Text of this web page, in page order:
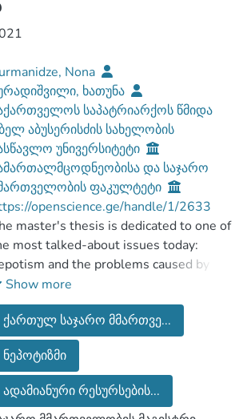
Nona
ხათუნა
საპატრიარქოს წმიდა
აბუსერისძის სახელობის
უნივერსიტეტი
და საჯარო
ფაკულტეტი
openscience.ge/handle/1/2633
master's thesis is dedicated to one of
most talked-about issues today:
and the problems caused by it in
current Georgian public structures.
issue of nepotism is very relevant in
reality and a lot has been written
it, however, the novelty of the paper
the study of its contributing factors and
issues of preventive measures.
is considered unethical behavior
Show more
ქართულ საჯარო მმართვე...
ნეპოტიზმი
ადამიანური რესურსების...